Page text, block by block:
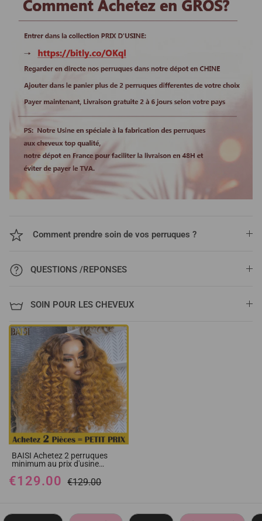
Comment prendre soin de vos perruques ?
QUESTIONS /REPONSES
SOIN POUR LES CHEVEUX
BAISI Achetez 2 perruques
minimum au prix d'usine
Perruque Natural wave En
Couleur Marron #4#30 En
€129.00 €129.00